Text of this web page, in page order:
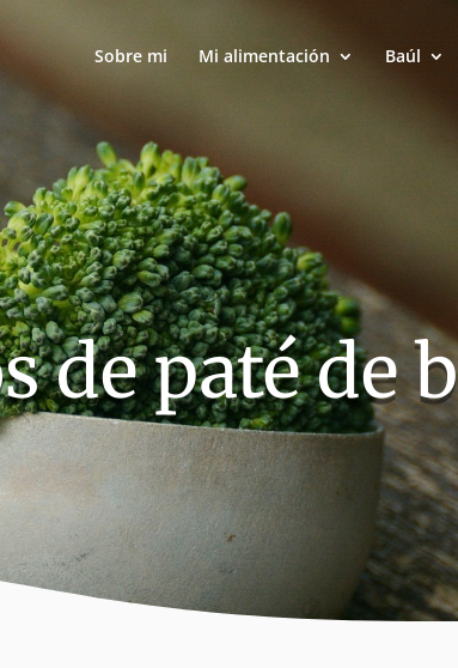
Sobre mi Mi alimentación Baúl
de paté de